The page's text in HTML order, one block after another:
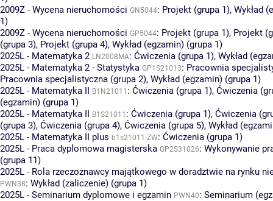
2009Z - Wycena nieruchomości GN5044: Projekt (grupa 1), Wykład
1)
2009Z - Wycena nieruchomości GP5044: Projekt (grupa 1), Projekt
(grupa 3), Projekt (grupa 4), Wykład (egzamin) (grupa 1)
2025L - Matematyka 2 LN2008MA: Ćwiczenia (grupa 1), Wykład
2025L - Matematyka 2 - Statystyka GP1S21013: Pracownia
Pracownia specjalistyczna (grupa 2), Wykład (egzamin) (grupa 1)
2025L - Matematyka II B1N21011 : Ćwiczenia (grupa 1), Ćwiczenia
(egzamin) (grupa 1)
2025L - Matematyka II B1S21011 : Ćwiczenia (grupa 1), Ćwiczenia
(grupa 3), Ćwiczenia (grupa 4), Ćwiczenia (grupa 5), Wykład
2025L - Matematyka II plus b1s21011-ZW: Ćwiczenia (grupa 1)
2025L - Praca dyplomowa magisterska GP2S31026: Wykonywanie
(grupa 11)
2025L - Rola rzeczoznawcy majątkowego w doradztwie na rynku
PWN38: Wykład (zaliczenie) (grupa 1)
2025L - Seminarium dyplomowe i egzamin PWN40: Seminarium